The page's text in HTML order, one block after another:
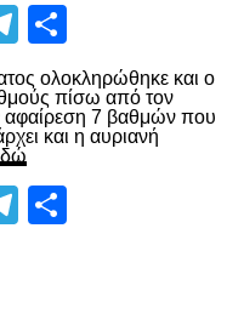
Telegram
ολοκληρώθηκε και ο
πίσω από τον
αφαίρεση 7 βαθμών που
και η αυριανή
Telegram